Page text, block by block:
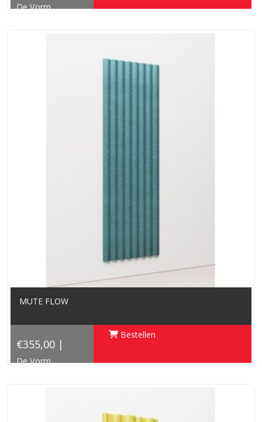
De Vorm
MUTE FLOW
€355,00 |
De Vorm
Bestellen